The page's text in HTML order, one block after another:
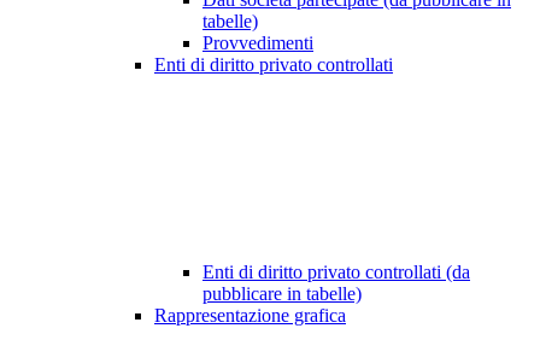
tabelle)
Provvedimenti
Enti di diritto privato controllati
Enti di diritto privato controllati (da
pubblicare in tabelle)
Rappresentazione grafica